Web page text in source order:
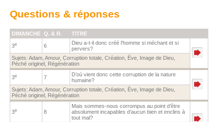
Questions & réponses
DIMANCHE Q. & R. TITRE
3e 6
Dieu a-t-il donc créé l’homme si méchant et si
pervers?
Sujets: Adam Amour, Corruption totale Création Ève Image de Dieu
Péché originel Régénération
3e 7
D’où vient donc cette corruption de la nature
humaine?
Sujets: Adam Amour, Corruption totale Création Ève Image de Dieu
Péché originel Régénération
3e 8
Mais sommes-nous corrompus au point d’être
absolument incapables d’aucun bien et enclins à
tout mal?